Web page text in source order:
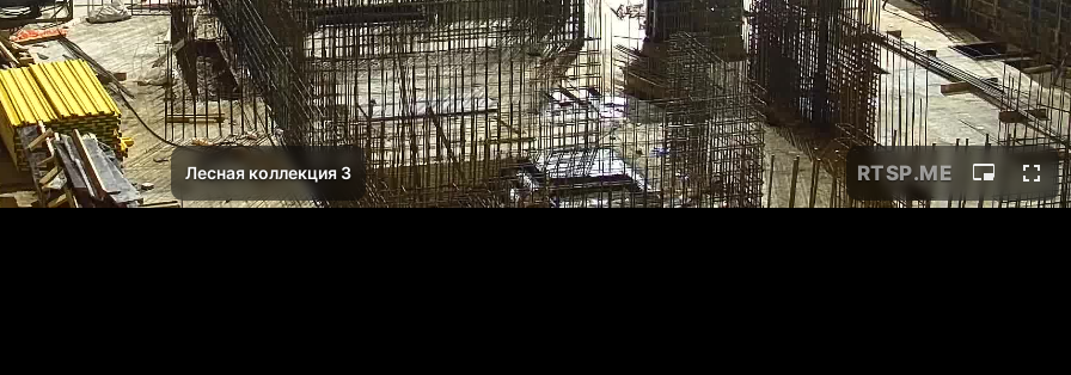
Лесная коллекция 3 RTSP.ME